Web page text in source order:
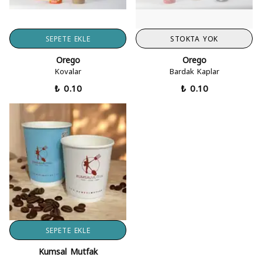
SEPETE EKLE
Orego
Kovalar
₺ 0.10
STOKTA YOK
Orego
Bardak Kaplar
₺ 0.10
SEPETE EKLE
Kumsal Mutfak